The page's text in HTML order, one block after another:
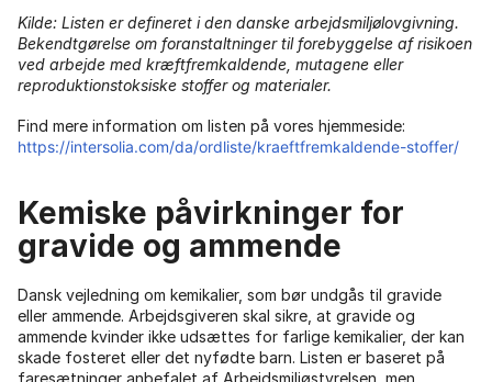
Kilde: Listen er defineret i den danske arbejdsmiljølovgivning.
Bekendtgørelse om foranstaltninger til forebyggelse af risikoen
ved arbejde med kræftfremkaldende, mutagene eller
reproduktionstoksiske stoffer og materialer.
Find mere information om listen på vores hjemmeside:
https://intersolia.com/da/ordliste/kraeftfremkaldende-stoffer/
Kemiske påvirkninger for
gravide og ammende
Dansk vejledning om kemikalier, som bør undgås til gravide
eller ammende. Arbejdsgiveren skal sikre, at gravide og
ammende kvinder ikke udsættes for farlige kemikalier, der kan
skade fosteret eller det nyfødte barn. Listen er baseret på
faresætninger anbefalet af Arbejdsmiljøstyrelsen, men